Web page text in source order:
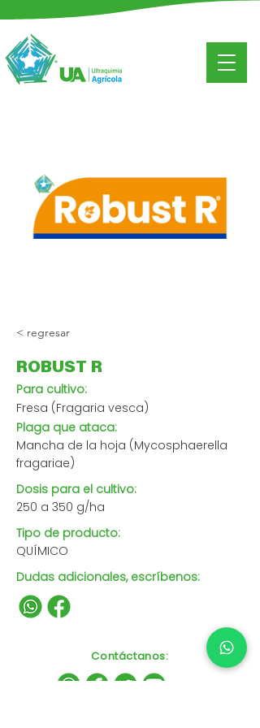
< regresar
ROBUST R
Para cultivo:
Fresa (Fragaria vesca)
Plaga que ataca:
Mancha de la hoja (Mycosphaerella
fragariae)
Dosis para el cultivo:
250 a 350 g/ha
Tipo de producto:
QUÍMICO
Dudas adicionales, escríbenos:
Contáctanos: